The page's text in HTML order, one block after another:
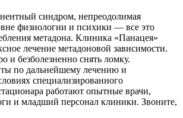
синдром, непреодолимая
физиологии и психики — все это
метадона. Клиника «Панацея»
лечение метадоновой зависимости.
безболезненно снять ломку.
по дальнейшему лечению и
специализированного
работают опытные врачи,
и младший персонал клиники. Звоните,